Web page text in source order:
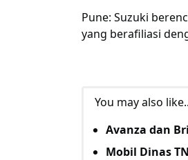
Pune: Suzuki
yang berafiliasi
You may also
Avanza dan
Mobil Dinas